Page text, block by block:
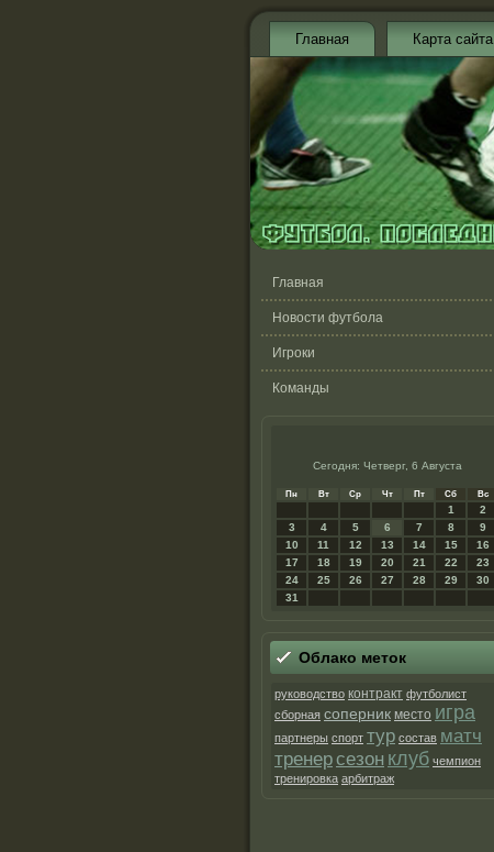
Главная Карта сайта
Главная
Новости футбола
Игроки
Команды
Сегодня: Четверг, 6 Августа
Пн Вт Ср Чт Пт Сб Вс
1
2
3
4 5 6 7 8
9
10
11 12 13 14 15
16
17
18 19 20 21 22
23
24
25 26 27 28 29
30
31
Облако метοк
руководство контракт футболист
сборная соперник место игра
партнеры спорт тур состав матч
тренерсезон клуб чемпион
тренировка арбитраж